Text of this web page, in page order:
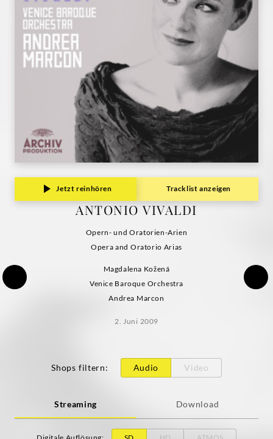
Grammophon
Jetzt reinhören Tracklist anzeigen
ANTONIO VIVALDI
Opern- und Oratorien-Arien
Opera and Oratorio Arias
Magdalena Kožená
Venice Baroque Orchestra
Andrea Marcon
2. Juni 2009
Shops filtern: Audio Video
Streaming Download